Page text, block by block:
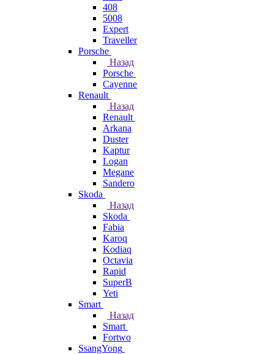
408
5008
Expert
Traveller
Porsche
Назад
Porsche
Cayenne
Renault
Назад
Renault
Arkana
Duster
Kaptur
Logan
Megane
Sandero
Skoda
Назад
Skoda
Fabia
Karoq
Kodiaq
Octavia
Rapid
SuperB
Yeti
Smart
Назад
Smart
Fortwo
SsangYong